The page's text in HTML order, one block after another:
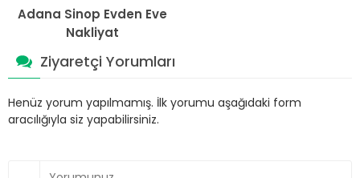
Adana Sinop Evden Eve
Nakliyat
Ziyaretçi Yorumları
Henüz yorum yapılmamış. İlk yorumu aşağıdaki form
aracılığıyla siz yapabilirsiniz.